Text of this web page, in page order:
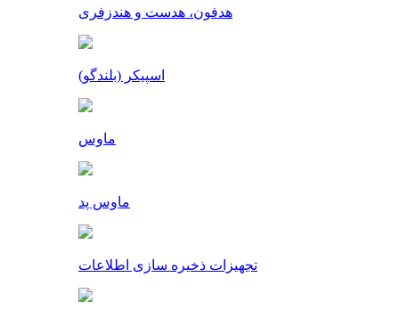
هدفون، هدست و هندزفری
اسپیکر (بلندگو)
ماوس
ماوس پد
تجهیزات ذخیره سازی اطلاعات